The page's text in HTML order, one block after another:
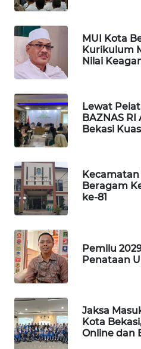
MUI Kota
Kurikulum
Nilai
Lewat
BAZNAS
Bekasi
Beragam
ke-81
Pemilu
Penataan
Jaksa
Kota
Online dan
PORTAL
KONSUMEN
FORWAMKI
ALPERKLINAS
FORJASIDA
TAMBANG
NEWS
SITUNGIR
SIDIKALANG
NEWS
SIBARAGAS
NEWS
METRO